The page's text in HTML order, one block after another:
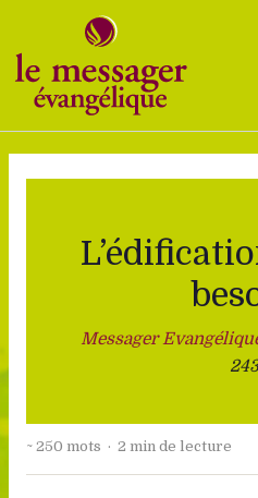
contenu
Messager
243
~ 250 mots · 2 min de lecture